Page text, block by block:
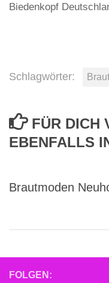
Biedenkopf
Schlagwörter:
FÜR DICH
EBENFALLS
Brautmoden
FOLGEN: